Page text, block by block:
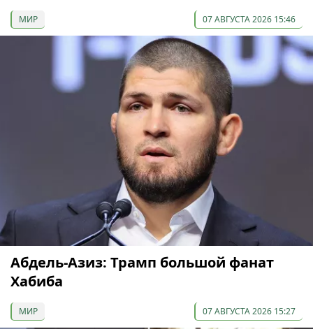
МИР 07 АВГУСТА 2026 15:46
Абдель-Азиз: Трамп большой фанат
Хабиба
МИР 07 АВГУСТА 2026 15:27